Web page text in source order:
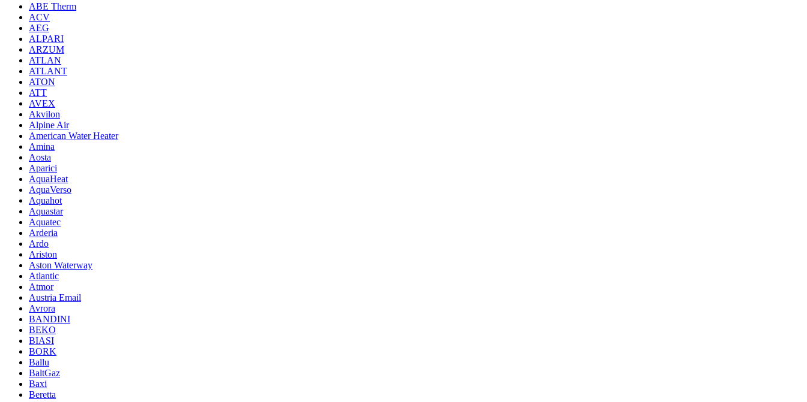
ABE Therm
ACV
AEG
ALPARI
ARZUM
ATLAN
ATLANT
ATON
ATT
AVEX
Akvilon
Alpine Air
American Water Heater
Amina
Aosta
Aparici
AquaHeat
AquaVerso
Aquahot
Aquastar
Aquatec
Arderia
Ardo
Ariston
Aston Waterway
Atlantic
Atmor
Austria Email
Avrora
BANDINI
BEKO
BIASI
BORK
Ballu
BaltGaz
Baxi
Beretta